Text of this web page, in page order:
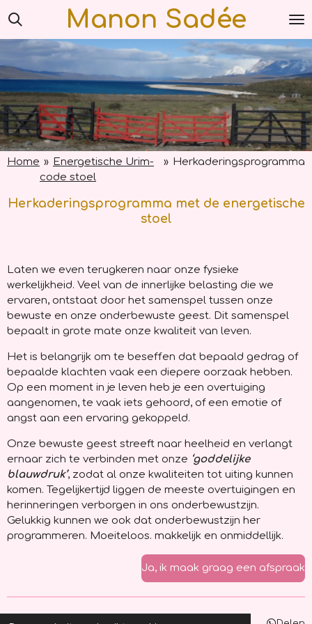
Ga
direct
naar
hoofdinhoud
Manon Sadée
Home » Energetische Urim-
code stoel
» Herkaderingsprogramma
Herkaderingsprogramma met de energetische
stoel
Laten we even terugkeren naar onze fysieke
werkelijkheid. Veel van de innerlijke belasting die we
ervaren, ontstaat door het samenspel tussen onze
bewuste en onze onderbewuste geest. Dit samenspel
bepaalt in grote mate onze kwaliteit van leven.
Het is belangrijk om te beseffen dat bepaald gedrag of
bepaalde klachten vaak een diepere oorzaak hebben.
Op een moment in je leven heb je een overtuiging
aangenomen, te vaak iets gehoord, of een emotie of
angst aan een ervaring gekoppeld.
Onze bewuste geest streeft naar heelheid en verlangt
ernaar zich te verbinden met onze ‘goddelijke
blauwdruk’, zodat al onze kwaliteiten tot uiting kunnen
komen. Tegelijkertijd liggen de meeste overtuigingen en
herinneringen verborgen in ons onderbewustzijn.
Gelukkig kunnen we ook dat onderbewustzijn her
programmeren. Moeiteloos. makkelijk en onmiddellijk.
Ja, ik maak graag een afspraak